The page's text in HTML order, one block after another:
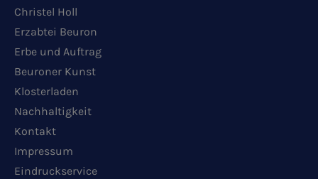
Christel Holl
Erzabtei Beuron
Erbe und Auftrag
Beuroner Kunst
Klosterladen
Nachhaltigkeit
Kontakt
Impressum
Eindruckservice